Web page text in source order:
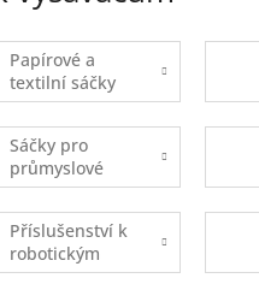
Papírové a
textilní sáčky
Sáčky pro
průmyslové
vysavače -
balené
Příslušenství k
robotickým
vysavačům